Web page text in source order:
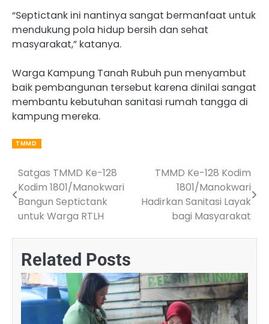
“Septictank ini nantinya sangat bermanfaat untuk
mendukung pola hidup bersih dan sehat
masyarakat,” katanya.
Warga Kampung Tanah Rubuh pun menyambut
baik pembangunan tersebut karena dinilai sangat
membantu kebutuhan sanitasi rumah tangga di
kampung mereka.
TMMD
Post
navigation
Satgas TMMD Ke-128
Kodim 1801/Manokwari
Bangun Septictank
untuk Warga RTLH
TMMD Ke-128 Kodim
1801/Manokwari
Hadirkan Sanitasi Layak
bagi Masyarakat
Related Posts